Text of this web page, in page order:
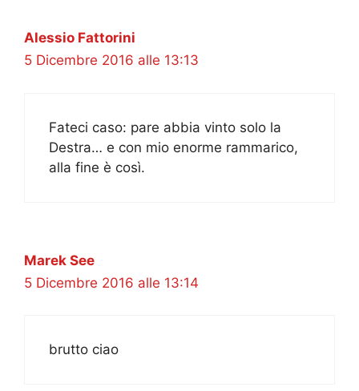
Alessio Fattorini
5 Dicembre 2016 alle 13:13
Fateci caso: pare abbia vinto solo la
Destra… e con mio enorme rammarico,
alla fine è così.
Marek See
5 Dicembre 2016 alle 13:14
brutto ciao